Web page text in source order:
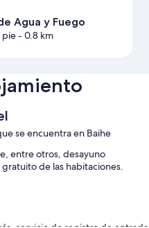
Agua y Fuego
pie- 0.8 km
se encuentra en Baihe
entre otros, desayuno
de las habitaciones.